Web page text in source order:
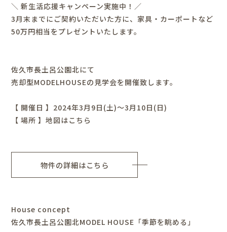
＼ 新生活応援キャンペーン実施中！／
3月末までにご契約いただいた方に、家具・カーポートなど
50万円相当をプレゼントいたします。
佐久市長土呂公園北にて
売却型MODELHOUSEの見学会を開催致します。
【 開催日 】2024年3月9日(土)～3月10日(日)
【 場所 】地図はこちら
物件の詳細はこちら
House concept
佐久市長土呂公園北MODEL HOUSE「季節を眺める」